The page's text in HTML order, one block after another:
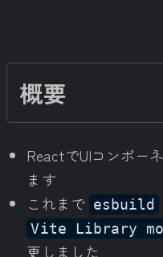
概要
ReactでUIコンポー
ます
これまで esbuild
Vite Library
更しました